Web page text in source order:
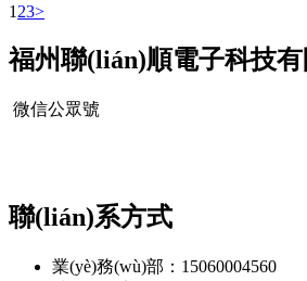
1 23>
福州聯(lián)順電子科技有
微信公眾號
聯(lián)系方式
業(yè)務(wù)部：15060004560